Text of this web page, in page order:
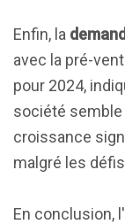
Enfin, la
avec la pré-
pour 2024,
société
croissance
malgré les
En conclusion,